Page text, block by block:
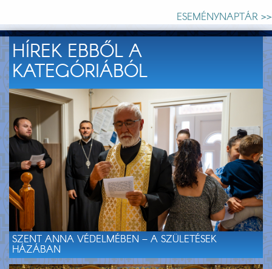
ESEMÉNYNAPTÁR >>
HÍREK EBBŐL A
KATEGÓRIÁBÓL
SZENT ANNA VÉDELMÉBEN – A SZÜLETÉSEK
HÁZÁBAN